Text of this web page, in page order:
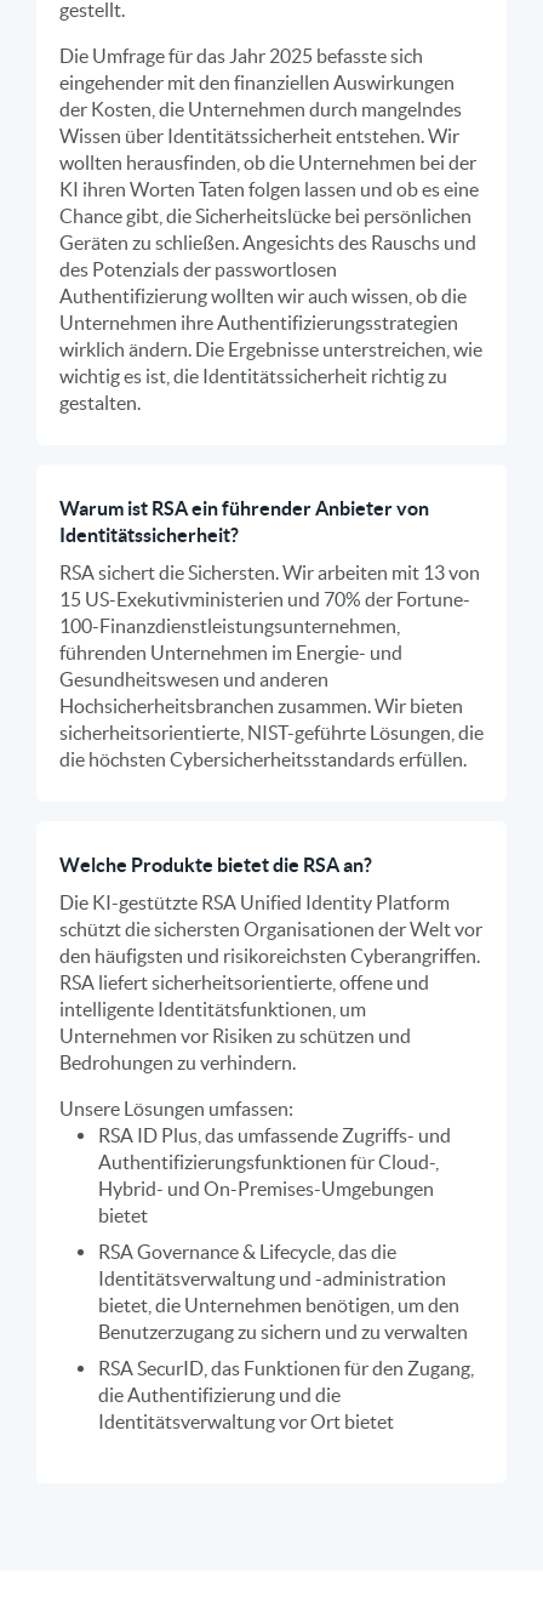
gestellt.
Die Umfrage für das Jahr 2025 befasste sich
eingehender mit den finanziellen Auswirkungen
der Kosten, die Unternehmen durch mangelndes
Wissen über Identitätssicherheit entstehen. Wir
wollten herausfinden, ob die Unternehmen bei der
KI ihren Worten Taten folgen lassen und ob es eine
Chance gibt, die Sicherheitslücke bei persönlichen
Geräten zu schließen. Angesichts des Rauschs und
des Potenzials der passwortlosen
Authentifizierung wollten wir auch wissen, ob die
Unternehmen ihre Authentifizierungsstrategien
wirklich ändern. Die Ergebnisse unterstreichen, wie
wichtig es ist, die Identitätssicherheit richtig zu
gestalten.
Warum ist RSA ein führender Anbieter von
Identitätssicherheit?
RSA sichert die Sichersten. Wir arbeiten mit 13 von
15 US-Exekutivministerien und 70% der Fortune-
100-Finanzdienstleistungsunternehmen,
führenden Unternehmen im Energie- und
Gesundheitswesen und anderen
Hochsicherheitsbranchen zusammen. Wir bieten
sicherheitsorientierte, NIST-geführte Lösungen, die
die höchsten Cybersicherheitsstandards erfüllen.
Welche Produkte bietet die RSA an?
Die KI-gestützte RSA Unified Identity Platform
schützt die sichersten Organisationen der Welt vor
den häufigsten und risikoreichsten Cyberangriffen.
RSA liefert sicherheitsorientierte, offene und
intelligente Identitätsfunktionen, um
Unternehmen vor Risiken zu schützen und
Bedrohungen zu verhindern.
Unsere Lösungen umfassen:
RSA ID Plus, das umfassende Zugriffs- und
Authentifizierungsfunktionen für Cloud-,
Hybrid- und On-Premises-Umgebungen
bietet
RSA Governance & Lifecycle, das die
Identitätsverwaltung und -administration
bietet, die Unternehmen benötigen, um den
Benutzerzugang zu sichern und zu verwalten
RSA SecurID, das Funktionen für den Zugang,
die Authentifizierung und die
Identitätsverwaltung vor Ort bietet